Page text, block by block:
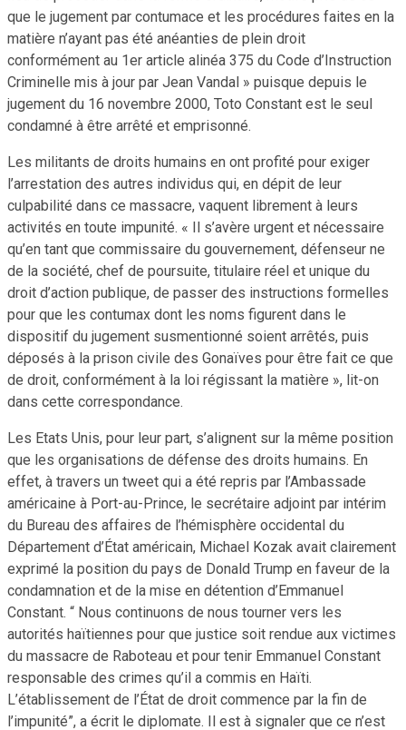
que le jugement par contumace et les procédures faites en la
matière n’ayant pas été anéanties de plein droit
conformément au 1er article alinéa 375 du Code d’Instruction
Criminelle mis à jour par Jean Vandal » puisque depuis le
jugement du 16 novembre 2000, Toto Constant est le seul
condamné à être arrêté et emprisonné.
Les militants de droits humains en ont profité pour exiger
l’arrestation des autres individus qui, en dépit de leur
culpabilité dans ce massacre, vaquent librement à leurs
activités en toute impunité. « Il s’avère urgent et nécessaire
qu’en tant que commissaire du gouvernement, défenseur ne
de la société, chef de poursuite, titulaire réel et unique du
droit d’action publique, de passer des instructions formelles
pour que les contumax dont les noms figurent dans le
dispositif du jugement susmentionné soient arrêtés, puis
déposés à la prison civile des Gonaïves pour être fait ce que
de droit, conformément à la loi régissant la matière », lit-on
dans cette correspondance.
Les Etats Unis, pour leur part, s’alignent sur la même position
que les organisations de défense des droits humains. En
effet, à travers un tweet qui a été repris par l’Ambassade
américaine à Port-au-Prince, le secrétaire adjoint par intérim
du Bureau des affaires de l’hémisphère occidental du
Département d’État américain, Michael Kozak avait clairement
exprimé la position du pays de Donald Trump en faveur de la
condamnation et de la mise en détention d’Emmanuel
Constant. “ Nous continuons de nous tourner vers les
autorités haïtiennes pour que justice soit rendue aux victimes
du massacre de Raboteau et pour tenir Emmanuel Constant
responsable des crimes qu’il a commis en Haïti.
L’établissement de l’État de droit commence par la fin de
l’impunité”, a écrit le diplomate. Il est à signaler que ce n’est